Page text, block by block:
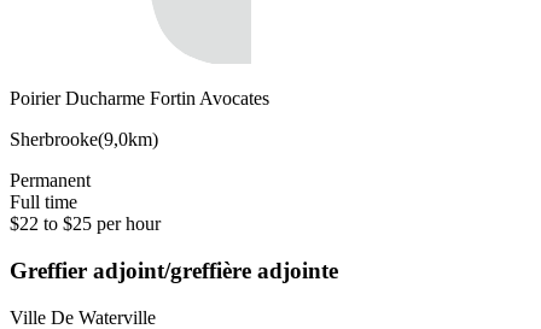
Poirier Ducharme Fortin Avocates
Sherbrooke(9,0km)
Permanent
Full time
$22 to $25 per hour
Greffier adjoint/greffière adjointe
Ville De Waterville